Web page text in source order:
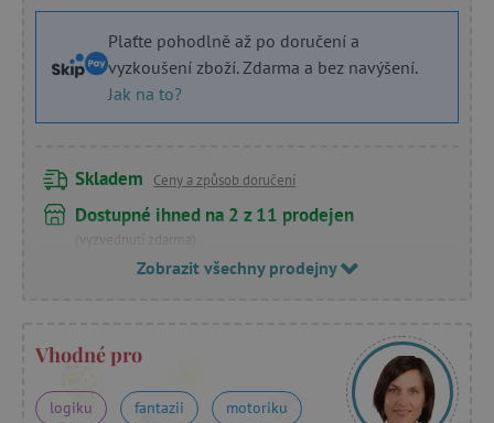
Plaťte pohodlně až po doručení a
vyzkoušení zboží. Zdarma a bez navýšení.
Jak na to?
Skladem Ceny a způsob doručení
Dostupné ihned na 2 z 11 prodejen
(vyzvednutí zdarma)
Zobrazit všechny prodejny
Vhodné pro
logiku fantazii motoriku